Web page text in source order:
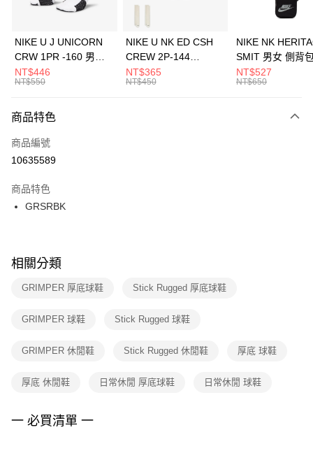
上海商業儲蓄銀行
元大商業銀行
台灣樂天信用卡公司
Apple Pay
全盈+PAY
AFTEE先享後付
【關於「AFTEE先享後付」】
便利好安心！
１．簡單：不需註冊會員、不需綁卡、不需儲值。
【「AFTEE先享後付」結帳流程】
３．收到繳費通知簡訊後14天內，點擊此簡訊中的連結，可透過四大超商／
ATM／網路銀行／等多元方式進行付款，方視為交易完成。
※ 請注意：結帳手續完成當下不需立刻繳費，但若您需要取消訂單，請聯絡
購買商品的店家。未經商家同意取消之訂單仍視為有效，需透過AFTEE先享
※ 交易是否成功請以「AFTEE先享後付 」之結帳頁面顯示為準，若有關於
https://netprotections.freshdesk.com/support/home
１．透過由恩沛科技股份有限公司提供之「AFTEE先享後付」服務完成之交
２．關於個人資料處理事宜，請瀏覽以下網址：
運送方式
7-11取貨(快速到店)
宅配
每筆NT$100，滿NT$1,500(含以上)免運費
NIKE U J UNICORN
CRW 1PR -160 男女
中統襪 FZ3393100
NT$446
NT$550
NIKE U NK ED CSH
CREW 2P-144
EMBRDY 男女 短統襪
FZ3073133
NT$365
NT$450
NIKE NK
SMIT 男女 側背
BA5871010
NT$527
NT$650
商品特色
商品編號
10635589
商品特色
GRSRBK
相關分類
GRIMPER 厚底球鞋 Stick Rugged 厚底球鞋
GRIMPER 球鞋 Stick Rugged 球鞋
GRIMPER 休閒鞋 Stick Rugged 休閒鞋 厚底 球鞋
厚底 休閒鞋 日常休閒 厚底球鞋 日常休閒 球鞋
一 必買清單 一